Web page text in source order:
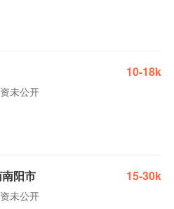
10-18k
未公开
阳市 15-30k
未公开